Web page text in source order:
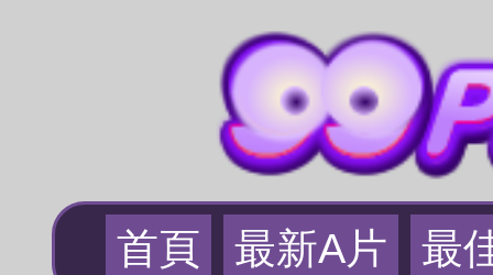
首頁 最新A片 最